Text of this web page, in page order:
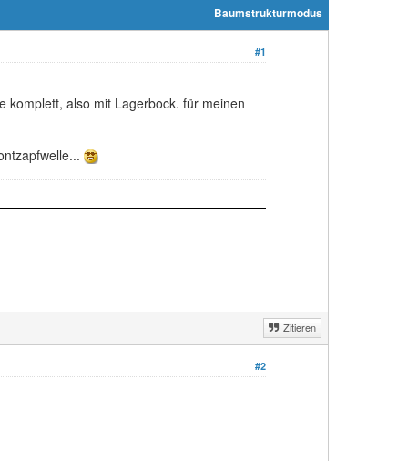
Baumstrukturmodus
#1
komplett, also mit Lagerbock. für meinen
Zitieren
#2